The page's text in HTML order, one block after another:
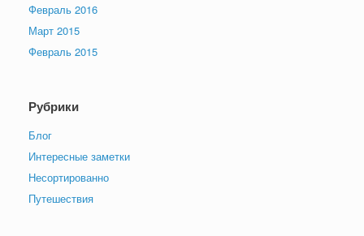
Февраль 2016
Март 2015
Февраль 2015
Рубрики
Блог
Интересные заметки
Несортированно
Путешествия